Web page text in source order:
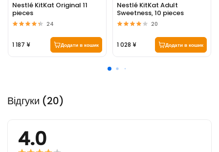
Nestlé KitKat Original 11
pieces
24
1 187 ¥ Додати в кошик
Nestlé KitKat Adult
Sweetness, 10 pieces
20
1 028 ¥ Додати в кошик
Відгуки (20)
4.0